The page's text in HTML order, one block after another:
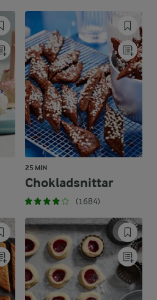
25 MIN
Chokladsnittar
(1684)